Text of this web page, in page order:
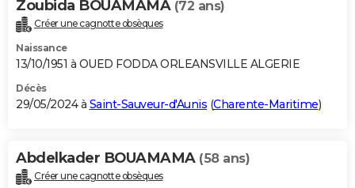
Zoubida BOUAMAMA (72 ans)
Créer une cagnotte obsèques
Naissance
13/10/1951 à OUED FODDA ORLEANSVILLE ALGERIE
Décès
29/05/2024 à Saint-Sauveur-d'Aunis (Charente-Maritime)
Abdelkader BOUAMAMA (58 ans)
Créer une cagnotte obsèques